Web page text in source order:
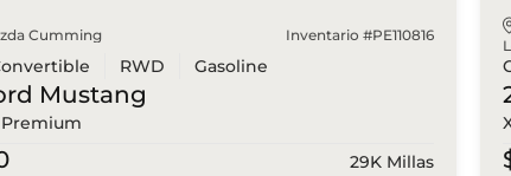
Cumming Inventario #PE110816
RWD Gasoline
Mustang
29K Millas